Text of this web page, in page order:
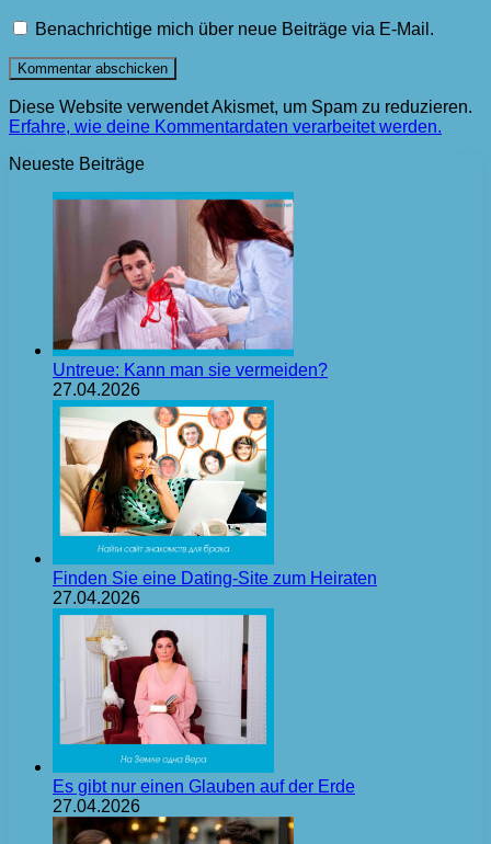
Benachrichtige mich über neue Beiträge via E-Mail.
Diese Website verwendet Akismet, um Spam zu reduzieren.
Erfahre, wie deine Kommentardaten verarbeitet werden.
Neueste Beiträge
Untreue: Kann man sie vermeiden?
27.04.2026
Finden Sie eine Dating-Site zum Heiraten
27.04.2026
Es gibt nur einen Glauben auf der Erde
27.04.2026